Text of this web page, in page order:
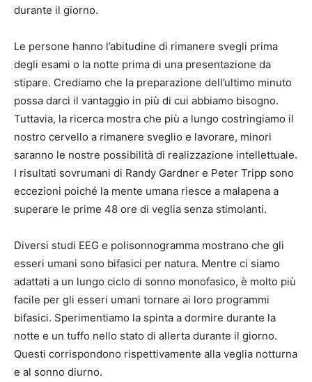
durante il giorno.
Le persone hanno l’abitudine di rimanere svegli prima
degli esami o la notte prima di una presentazione da
stipare. Crediamo che la preparazione dell’ultimo minuto
possa darci il vantaggio in più di cui abbiamo bisogno.
Tuttavia, la ricerca mostra che più a lungo costringiamo il
nostro cervello a rimanere sveglio e lavorare, minori
saranno le nostre possibilità di realizzazione intellettuale.
I risultati sovrumani di Randy Gardner e Peter Tripp sono
eccezioni poiché la mente umana riesce a malapena a
superare le prime 48 ore di veglia senza stimolanti.
Diversi studi EEG e polisonnogramma mostrano che gli
esseri umani sono bifasici per natura. Mentre ci siamo
adattati a un lungo ciclo di sonno monofasico, è molto più
facile per gli esseri umani tornare ai loro programmi
bifasici. Sperimentiamo la spinta a dormire durante la
notte e un tuffo nello stato di allerta durante il giorno.
Questi corrispondono rispettivamente alla veglia notturna
e al sonno diurno.